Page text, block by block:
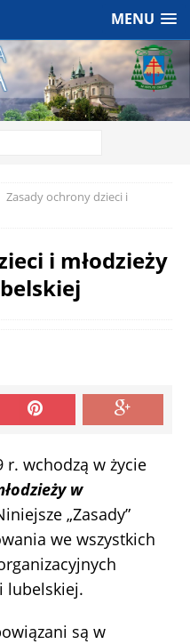
MENU
Zasady ochrony dzieci i
i młodzieży
r. wchodzą w życie
w
„Zasady”
we wszystkich
lubelskiej.
są w